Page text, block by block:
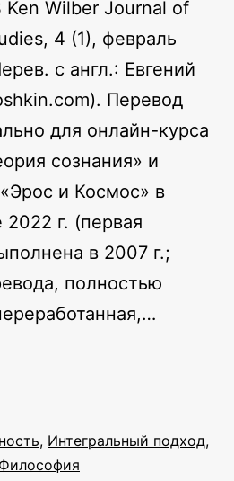
Ken Wilber Journal of
4 (1), февраль
с англ.: Евгений
Перевод
для онлайн-курса
сознания» и
и Космос» в
г. (первая
в 2007 г.;
полностью
, Интегральный подход,
Философия